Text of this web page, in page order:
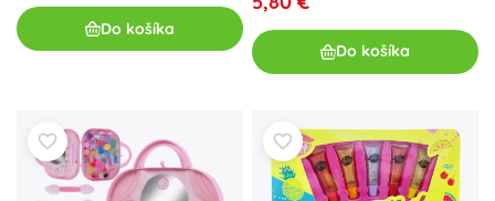
Do košíka
Do košíka